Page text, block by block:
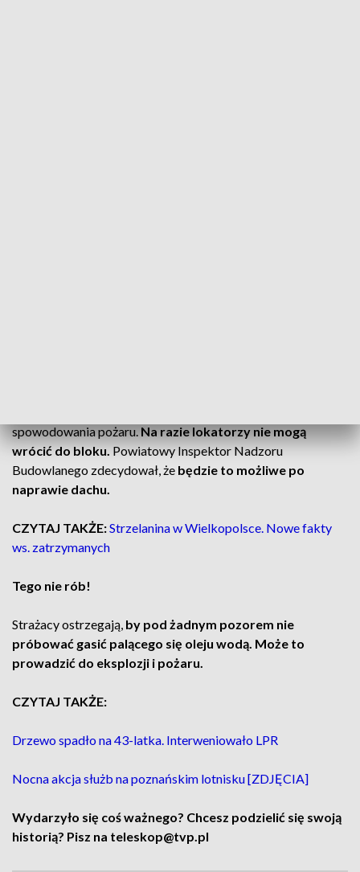
spowodowania pożaru. Na razie lokatorzy nie mogą
wrócić do bloku. Powiatowy Inspektor Nadzoru
Budowlanego zdecydował, że będzie to możliwe po
naprawie dachu.
CZYTAJ TAKŻE:Strzelanina w Wielkopolsce. Nowe fakty
ws. zatrzymanych
Tego nie rób!
Strażacy ostrzegają, by pod żadnym pozorem nie
próbować gasić palącego się oleju wodą. Może to
prowadzić do eksplozji i pożaru.
CZYTAJ TAKŻE:
Drzewo spadło na 43-latka. Interweniowało LPR
Nocna akcja służb na poznańskim lotnisku [ZDJĘCIA]
Wydarzyło się coś ważnego? Chcesz podzielić się swoją
historią? Pisz na teleskop@tvp.pl